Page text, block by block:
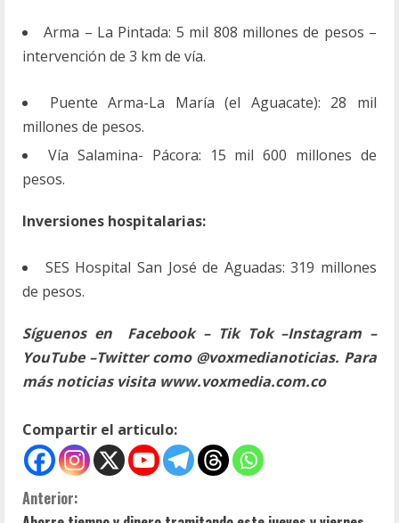
Arma – La Pintada: 5 mil 808 millones de pesos –
intervención de 3 km de vía.
Puente Arma-La María (el Aguacate): 28 mil
millones de pesos.
Vía Salamina- Pácora: 15 mil 600 millones de
pesos.
Inversiones hospitalarias:
SES Hospital San José de Aguadas: 319 millones
de pesos.
Síguenos en Facebook – Tik Tok –Instagram –
YouTube –Twitter como @voxmedianoticias. Para
más noticias visita www.voxmedia.com.co
Compartir el articulo:
S
Anterior: